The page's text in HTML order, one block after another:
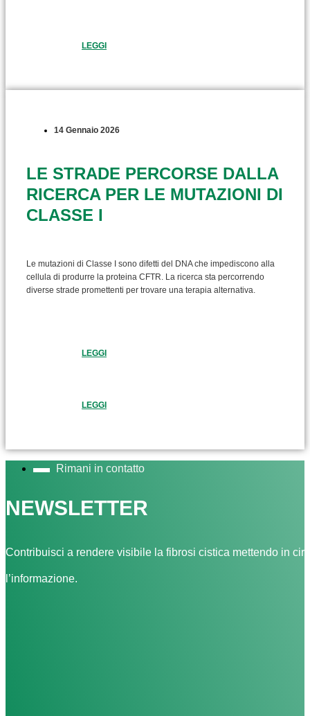
LEGGI
14 Gennaio 2026
LE STRADE PERCORSE DALLA
RICERCA PER LE MUTAZIONI DI
CLASSE I
Le mutazioni di Classe I sono difetti del DNA che impediscono alla
cellula di produrre la proteina CFTR. La ricerca sta percorrendo
diverse strade promettenti per trovare una terapia alternativa.
LEGGI
LEGGI
Rimani in contatto
NEWSLETTER
Contribuisci a rendere visibile la fibrosi cistica mettendo in
l’informazione.